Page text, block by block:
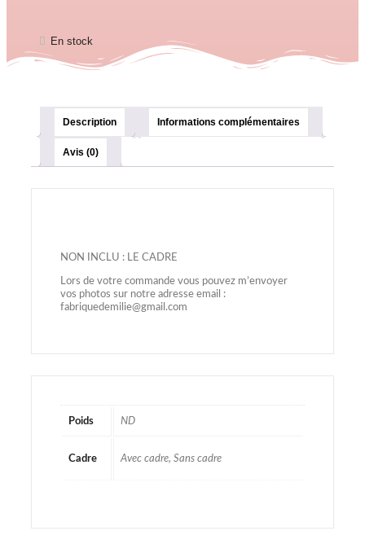
En stock
Description Informations complémentaires
Avis (0)
NON INCLU : LE CADRE
Lors de votre commande vous pouvez m’envoyer
vos photos sur notre adresse email :
fabriquedemilie@gmail.com
Poids ND
Cadre Avec cadre, Sans cadre